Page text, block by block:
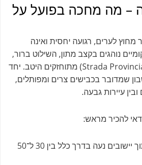
– מה מחכה בפועל על
מחוץ לערים, רגועה יחסית ואינה
נוהגים בקצב מתון, השילוט ברור,
והכבישים האזוריים (Strada Provinciale) מתוחזקים היטב. יחד
שמדובר בכבישים צרים ומפותלים,
עיירות גבעה.
להכיר מראש:
מהירות הנסיעה בתוך יישובים נעה בדרך כלל בין 30 ל־50